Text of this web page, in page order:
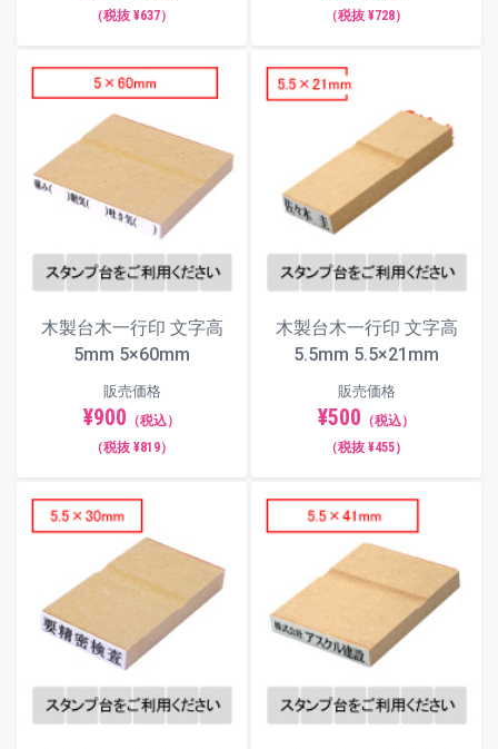
（税抜 ¥637）
（税抜 ¥728）
木製台木一行印 文字高
5mm 5×60mm
販売価格
¥900 （税込）
（税抜 ¥819）
木製台木一行印 文字高
5.5mm 5.5×21mm
販売価格
¥500 （税込）
（税抜 ¥455）